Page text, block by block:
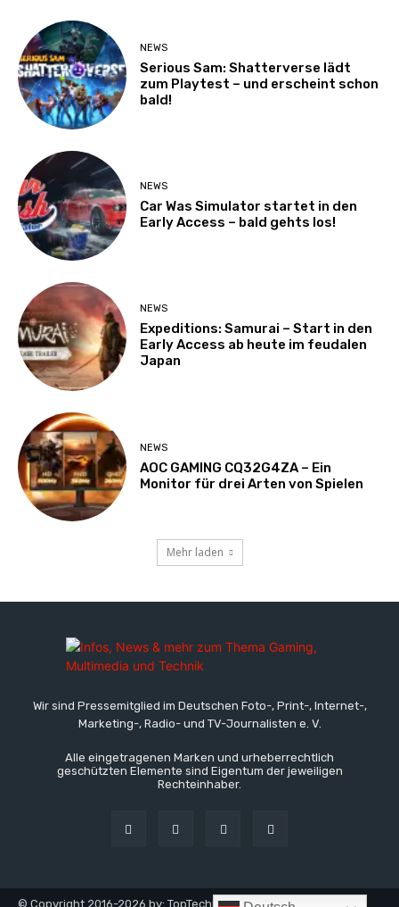
NEWS
Serious Sam: Shatterverse lädt
zum Playtest – und erscheint schon
bald!
NEWS
Car Was Simulator startet in den
Early Access – bald gehts los!
NEWS
Expeditions: Samurai – Start in den
Early Access ab heute im feudalen
Japan
NEWS
AOC GAMING CQ32G4ZA – Ein
Monitor für drei Arten von Spielen
Mehr laden
Wir sind Pressemitglied im Deutschen Foto-, Print-, Internet-,
Marketing-, Radio- und TV-Journalisten e. V.
Alle eingetragenen Marken und urheberrechtlich
geschützten Elemente sind Eigentum der jeweiligen
Rechteinhaber.
© Copyright 2016-2026 by: TopTechNews.de - TopTech